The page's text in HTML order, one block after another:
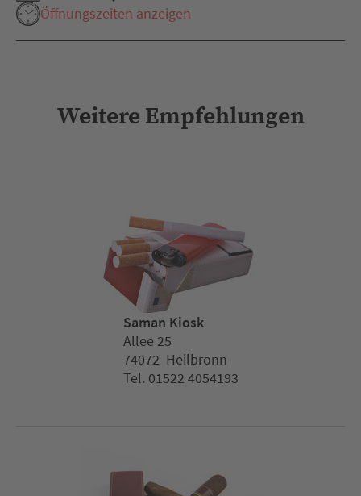
Öffnungszeiten anzeigen
Weitere Empfehlungen
Saman Kiosk
Allee 25
74072 Heilbronn
Tel. 01522 4054193